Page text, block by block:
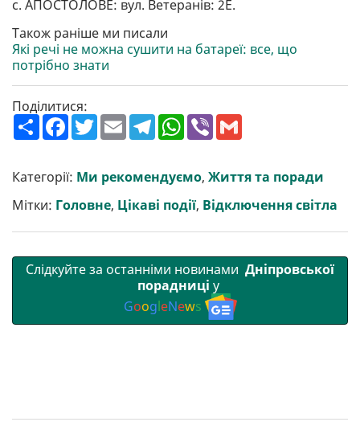
с. АПОСТОЛОВЕ: вул. Ветеранів: 2Е.
Також раніше ми писали
Які речі не можна сушити на батареї: все, що
потрібно знати
Поділитися:
П
о
р
и
т
и
F
a
b
o
o
k
T
w
e
r
E
m
l
T
e
g
r
a
m
W
h
s
A
p
p
V
r l
Категорії: Ми рекомендуємо, Життя та поради
Мітки: Головне, Цікаві події, Відключення світла
Слідкуйте за останніми новинами Дніпровської
порадниці у
GoogleNews